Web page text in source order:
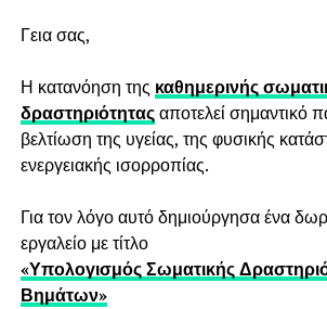
Γεια σας,
Η κατανόηση της καθημερινής
δραστηριότηταςαποτελεί σημαντικό
βελτίωση της υγείας, της φυσικής
ενεργειακής ισορροπίας.
Για τον λόγο αυτό δημιούργησα ένα
εργαλείο με τίτλο
«Υπολογισμός Σωματικής
Βημάτων»